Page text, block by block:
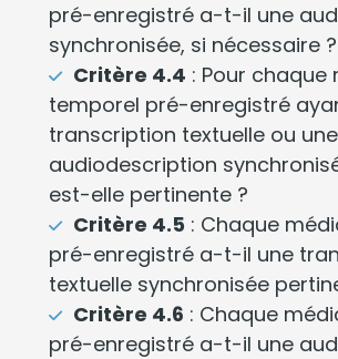
pré-enregistré a-t-il une
synchronisée, si nécessaire ?
Critère 4.4 : Pour chaque
temporel pré-enregistré
transcription textuelle ou une
audiodescription
est-elle pertinente ?
Critère 4.5 : Chaque
pré-enregistré a-t-il une
textuelle synchronisée
Critère 4.6 : Chaque
pré-enregistré a-t-il une